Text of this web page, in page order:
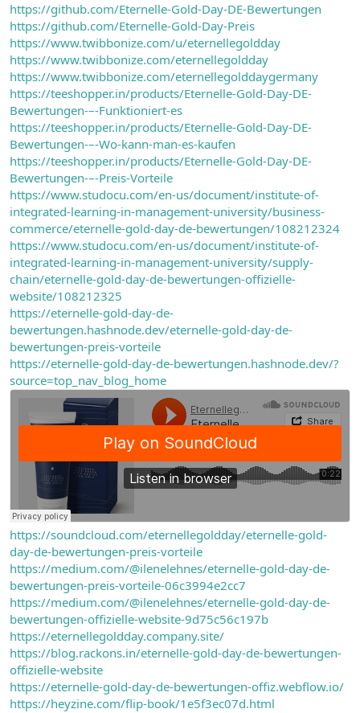
https://github.com/Eternelle-Gold-Day-DE-Bewertungen
https://github.com/Eternelle-Gold-Day-Preis
https://www.twibbonize.com/u/eternellegoldday
https://www.twibbonize.com/eternellegoldday
https://www.twibbonize.com/eternellegolddaygermany
https://teeshopper.in/products/Eternelle-Gold-Day-DE-
Bewertungen-–-Funktioniert-es
https://teeshopper.in/products/Eternelle-Gold-Day-DE-
Bewertungen-–-Wo-kann-man-es-kaufen
https://teeshopper.in/products/Eternelle-Gold-Day-DE-
Bewertungen-–-Preis-Vorteile
https://www.studocu.com/en-us/document/institute-of-
integrated-learning-in-management-university/business-
commerce/eternelle-gold-day-de-bewertungen/108212324
https://www.studocu.com/en-us/document/institute-of-
integrated-learning-in-management-university/supply-
chain/eternelle-gold-day-de-bewertungen-offizielle-
website/108212325
https://eternelle-gold-day-de-
bewertungen.hashnode.dev/eternelle-gold-day-de-
bewertungen-preis-vorteile
https://eternelle-gold-day-de-bewertungen.hashnode.dev/?
source=top_nav_blog_home
https://soundcloud.com/eternellegoldday/eternelle-gold-
day-de-bewertungen-preis-vorteile
https://medium.com/@ilenelehnes/eternelle-gold-day-de-
bewertungen-preis-vorteile-06c3994e2cc7
https://medium.com/@ilenelehnes/eternelle-gold-day-de-
bewertungen-offizielle-website-9d75c56c197b
https://eternellegoldday.company.site/
https://blog.rackons.in/eternelle-gold-day-de-bewertungen-
offizielle-website
https://eternelle-gold-day-de-bewertungen-offiz.webflow.io/
https://heyzine.com/flip-book/1e5f3ec07d.html